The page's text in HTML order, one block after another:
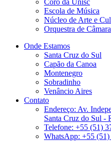
Escola de Música
Núcleo de Arte e
Orquestra de
Onde Estamos
Santa Cruz do Sul
Capão da Canoa
Montenegro
Sobradinho
Venâncio Aires
Contato
Endereço: Av.
Santa Cruz do Sul -
Telefone: +55 (51)
WhatsApp: +55